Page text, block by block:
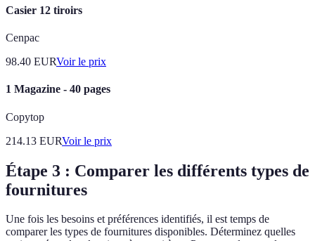
Casier 12 tiroirs
Cenpac
98.40 EURVoir le prix
1 Magazine - 40 pages
Copytop
214.13 EURVoir le prix
Étape 3 : Comparer les différents types de
fournitures
Une fois les besoins et préférences identifiés, il est temps de
comparer les types de fournitures disponibles. Déterminez quelles